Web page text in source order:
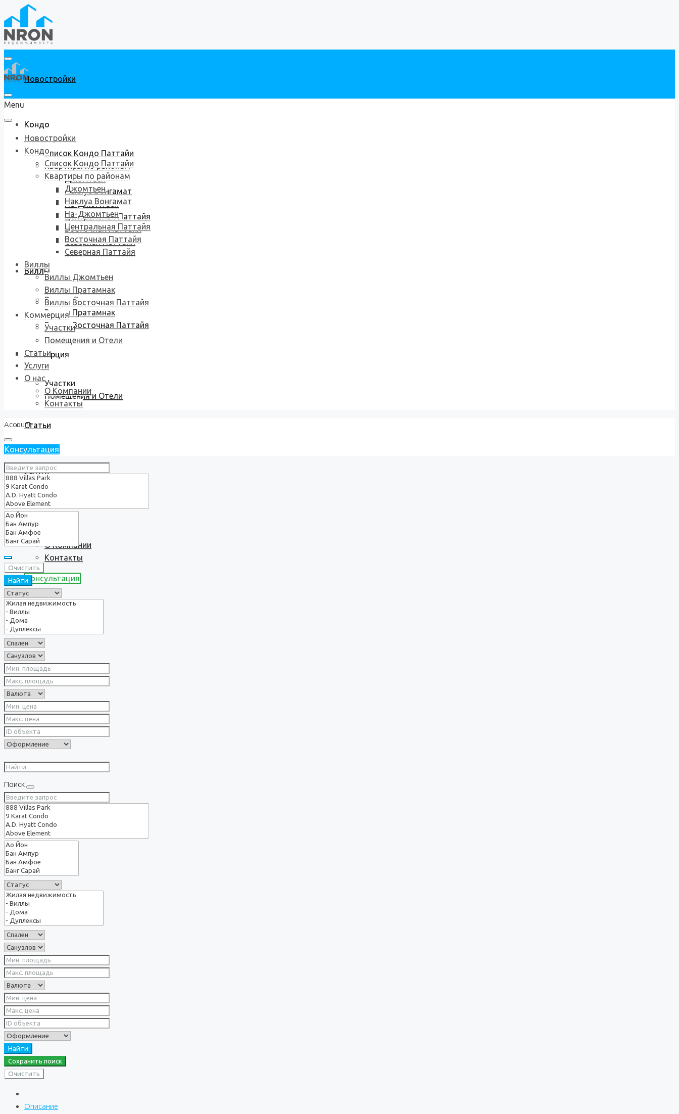
Новостройки
Кондо
Список Кондо Паттайи
Квартиры по районам
Джомтьен
Наклуа Вонгамат
На-Джомтьен
Центральная Паттайя
Восточная Паттайя
Северная Паттайя
Виллы
Виллы Джомтьен
Виллы Пратамнак
Виллы Восточная Паттайя
Коммерция
Участки
Помещения и Отели
Статьи
Услуги
О нас
О Компании
Контакты
Консультация
Menu
Новостройки
Кондо
Список Кондо Паттайи
Квартиры по районам
Джомтьен
Наклуа Вонгамат
На-Джомтьен
Центральная Паттайя
Восточная Паттайя
Северная Паттайя
Виллы
Виллы Джомтьен
Виллы Пратамнак
Виллы Восточная Паттайя
Коммерция
Участки
Помещения и Отели
Статьи
Услуги
О нас
О Компании
Контакты
Account
Консультация
Очистить
Найти
Поиск
Найти
Сохранить поиск
Очистить
Описание